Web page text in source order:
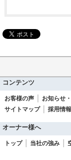
コンテンツ
お客様の声 お知らせ
サイトマップ
採用情報
オーナー様へ
トップ 当社の強み